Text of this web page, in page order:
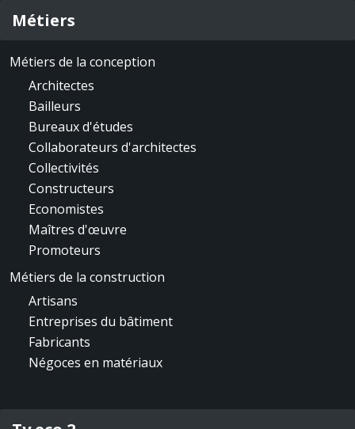
Métiers
Métiers de la conception
Architectes
Bailleurs
Bureaux d'études
Collaborateurs d'architectes
Collectivités
Constructeurs
Economistes
Maîtres d'œuvre
Promoteurs
Métiers de la construction
Artisans
Entreprises du bâtiment
Fabricants
Négoces en matériaux